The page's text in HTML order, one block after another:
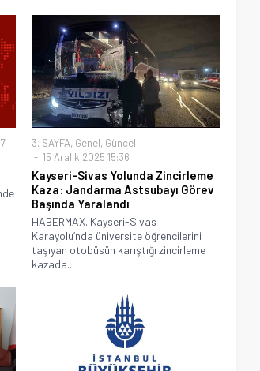
3. SAYFA, Genel, Güncel
15 Aralık 2025 15:36
Kayseri-Sivas Yolunda Zincirleme
Kaza: Jandarma Astsubayı Görev
Başında Yaralandı
HABERMAX. Kayseri-Sivas
Karayolu’nda üniversite öğrencilerini
taşıyan otobüsün karıştığı zincirleme
kazada...